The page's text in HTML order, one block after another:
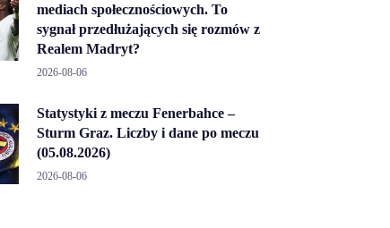
mediach społecznościowych. To
sygnał przedłużających się rozmów z
Realem Madryt?
2026-08-06
Statystyki z meczu Fenerbahce –
Sturm Graz. Liczby i dane po meczu
(05.08.2026)
2026-08-06